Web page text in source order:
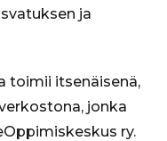
ja
toimii itsenäisenä,
jonka
ry.